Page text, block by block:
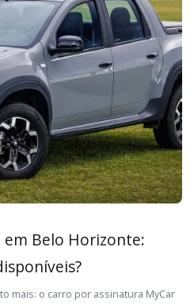
Belo Horizonte:
mais: o carro por assinatura MyCar